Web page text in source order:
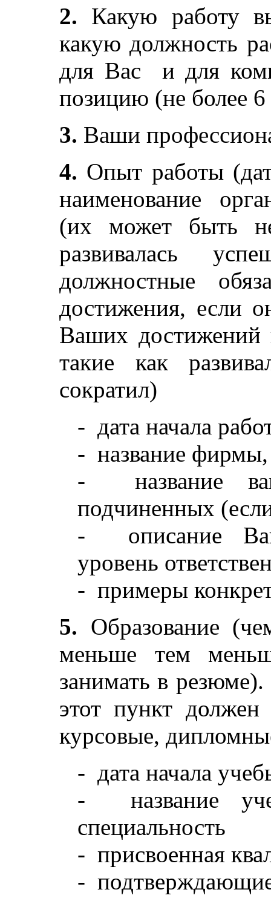
2. Какую работу
какую должность
для Вас и для
позицию (не более
3. Ваши
4. Опыт работы
наименование
(их может быть
развивалась
должностные
достижения, если
Ваших достижений
такие как
сократил)
- дата начала
- название фирмы,
- название
подчиненных
- описание
уровень
- примеры
5. Образование
меньше тем
занимать в
этот пункт
курсовые,
- дата начала
- название
специальность
- присвоенная
-